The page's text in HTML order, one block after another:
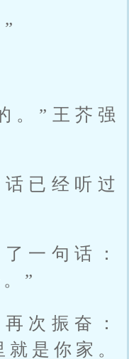
。”王芥强
已经听过
一句话：
”
次振奋：
是你家。